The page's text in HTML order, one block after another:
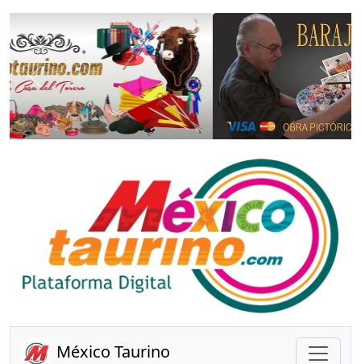
Anterior
México Taurino